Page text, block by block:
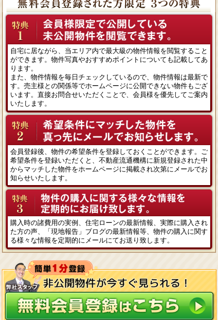
自宅に居ながら、当エリア内で最大級の物件情報を閲覧すること
ができます。物件写真やおすすめポイントについても記載してあ
ります。
また、物件情報を毎日チェックしているので、物件情報は最新で
す。売主様との関係等でホームページに公開できない物件もござ
います。直接お問合せいただくことで、会員様を優先してご案内
いたします。
会員登録後、物件の希望条件を登録しておくことができます。ご
希望条件を登録いただくと、不動産流通機構に新規登録された中
からマッチした物件をホームページに掲載され次第にメールでお
知らせいたします。
購入時の諸費用の実例、住宅ローンの最新情報、実際に購入され
た方の声、「現地報告」ブログの最新情報等、物件の購入に関す
る様々な情報を定期的にメールにてお送り致します。